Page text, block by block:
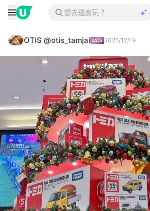
OTIS @otis_tamjai 2025/12/19